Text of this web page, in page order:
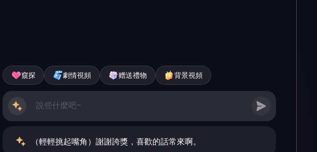
窺探 劇情視頻 赠送禮物 背景視頻
（輕輕挑起嘴角）謝謝誇獎，喜歡的話常來啊。